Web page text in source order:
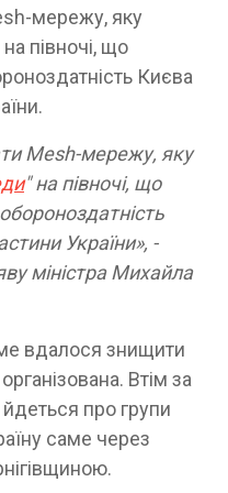
мережу, яку
півночі, що
Києва
Mesh-мережу, яку
" на півночі, що
України», -
міністра Михайла
вдалося знищити
Втім за
про групи
саме через